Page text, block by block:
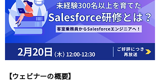
【ウェビナーの概要】